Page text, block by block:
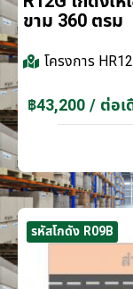
ขาม 360 ตรม
โครงการ
฿43,200 / ต่อเ
รหัสโกดัง R09B